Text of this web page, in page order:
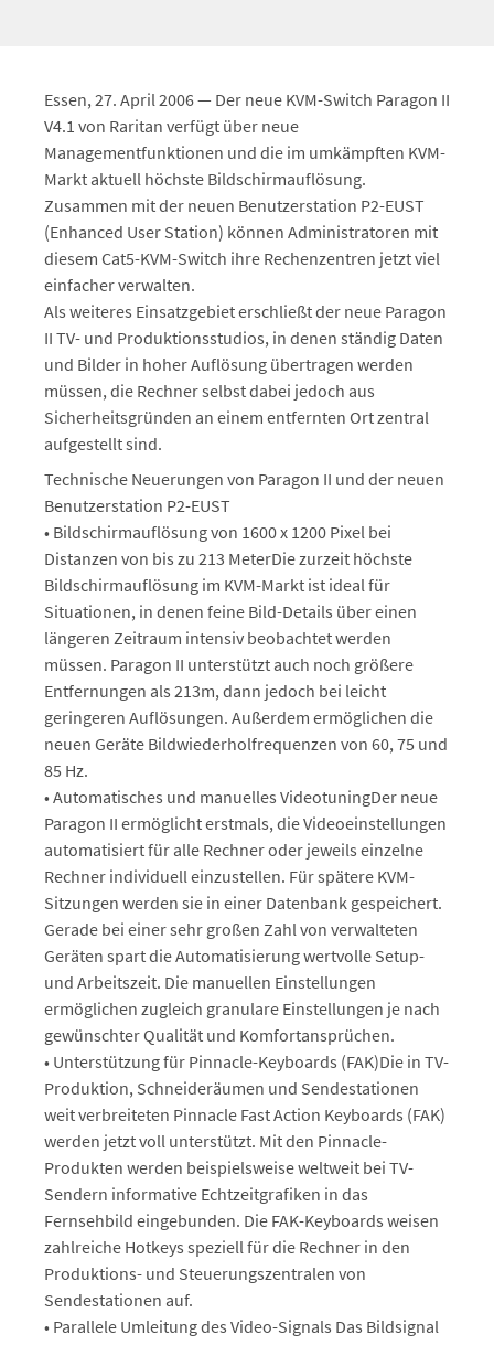
Essen, 27. April 2006 — Der neue KVM-Switch Paragon II
V4.1 von Raritan verfügt über neue
Managementfunktionen und die im umkämpften KVM-
Markt aktuell höchste Bildschirmauflösung.
Zusammen mit der neuen Benutzerstation P2-EUST
(Enhanced User Station) können Administratoren mit
diesem Cat5-KVM-Switch ihre Rechenzentren jetzt viel
einfacher verwalten.
Als weiteres Einsatzgebiet erschließt der neue Paragon
II TV- und Produktionsstudios, in denen ständig Daten
und Bilder in hoher Auflösung übertragen werden
müssen, die Rechner selbst dabei jedoch aus
Sicherheitsgründen an einem entfernten Ort zentral
aufgestellt sind.
Technische Neuerungen von Paragon II und der neuen
Benutzerstation P2-EUST
• Bildschirmauflösung von 1600 x 1200 Pixel bei
Distanzen von bis zu 213 MeterDie zurzeit höchste
Bildschirmauflösung im KVM-Markt ist ideal für
Situationen, in denen feine Bild-Details über einen
längeren Zeitraum intensiv beobachtet werden
müssen. Paragon II unterstützt auch noch größere
Entfernungen als 213m, dann jedoch bei leicht
geringeren Auflösungen. Außerdem ermöglichen die
neuen Geräte Bildwiederholfrequenzen von 60, 75 und
85 Hz.
• Automatisches und manuelles VideotuningDer neue
Paragon II ermöglicht erstmals, die Videoeinstellungen
automatisiert für alle Rechner oder jeweils einzelne
Rechner individuell einzustellen. Für spätere KVM-
Sitzungen werden sie in einer Datenbank gespeichert.
Gerade bei einer sehr großen Zahl von verwalteten
Geräten spart die Automatisierung wertvolle Setup-
und Arbeitszeit. Die manuellen Einstellungen
ermöglichen zugleich granulare Einstellungen je nach
gewünschter Qualität und Komfortansprüchen.
• Unterstützung für Pinnacle-Keyboards (FAK)Die in TV-
Produktion, Schneideräumen und Sendestationen
weit verbreiteten Pinnacle Fast Action Keyboards (FAK)
werden jetzt voll unterstützt. Mit den Pinnacle-
Produkten werden beispielsweise weltweit bei TV-
Sendern informative Echtzeitgrafiken in das
Fernsehbild eingebunden. Die FAK-Keyboards weisen
zahlreiche Hotkeys speziell für die Rechner in den
Produktions- und Steuerungszentralen von
Sendestationen auf.
• Parallele Umleitung des Video-Signals Das Bildsignal